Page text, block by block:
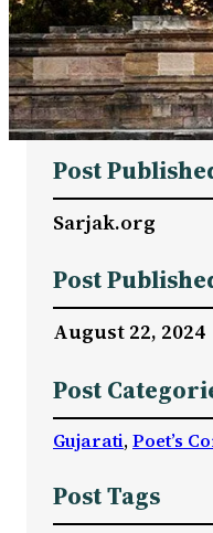
Post
Sarjak.org
Post
August 22, 2024
Post
Gujarati, Poet’s
Post Tags